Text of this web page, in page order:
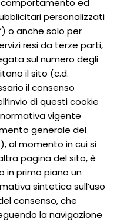
ed
personalizzati
o anche solo per
resi da terze parti,
sul numero degli
il sito (c.d.
il consenso
di questi cookie
vigente
generale del
al momento in cui si
pagina del sito, è
primo piano un
sintetica sull’uso
consenso, che
la navigazione